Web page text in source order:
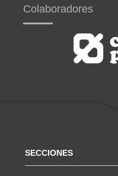
Colaboradores
SECCIONES